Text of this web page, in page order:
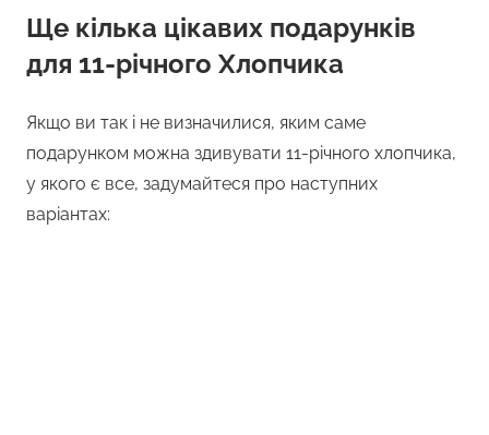
Ще кілька цікавих подарунків
для 11-річного Хлопчика
Якщо ви так і не визначилися, яким саме
подарунком можна здивувати 11-річного хлопчика,
у якого є все, задумайтеся про наступних
варіантах: